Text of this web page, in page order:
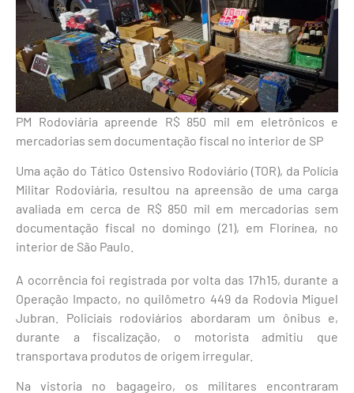
PM Rodoviária apreende R$ 850 mil em eletrônicos e
mercadorias sem documentação fiscal no interior de SP
Uma ação do Tático Ostensivo Rodoviário (TOR), da Polícia
Militar Rodoviária, resultou na apreensão de uma carga
avaliada em cerca de R$ 850 mil em mercadorias sem
documentação fiscal no domingo (21), em Florínea, no
interior de São Paulo.
A ocorrência foi registrada por volta das 17h15, durante a
Operação Impacto, no quilômetro 449 da Rodovia Miguel
Jubran. Policiais rodoviários abordaram um ônibus e,
durante a fiscalização, o motorista admitiu que
transportava produtos de origem irregular.
Na vistoria no bagageiro, os militares encontraram